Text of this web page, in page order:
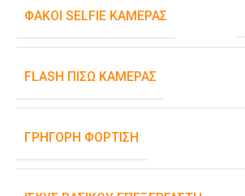
ΦΑΚΟΊ SELFIE ΚΆΜΕΡΑΣ
FLASH ΠΊΣΩ ΚΆΜΕΡΑΣ
ΓΡΉΓΟΡΗ ΦΌΡΤΙΣΗ